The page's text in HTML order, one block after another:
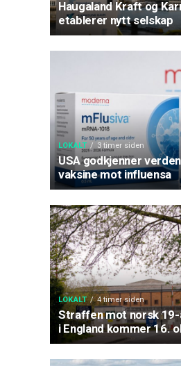
Haugaland Kraft og
etablerer nytt selskap
LOKALT 3 timer siden
USA godkjenner
vaksine mot influensa
LOKALT 4 timer siden
Straffen mot norsk 19-
i England kommer 16.